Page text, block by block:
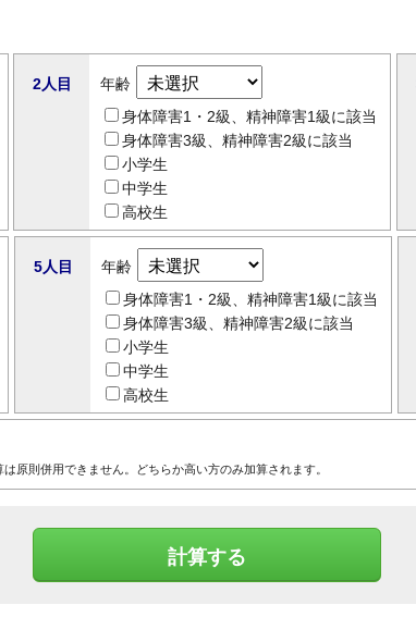
2人目
年齢
身体障害1・2級、精神障害1級に該当
身体障害3級、精神障害2級に該当
小学生
中学生
高校生
5人目
年齢
身体障害1・2級、精神障害1級に該当
身体障害3級、精神障害2級に該当
小学生
中学生
高校生
原則併用できません。どちらか高い方のみ加算されます。